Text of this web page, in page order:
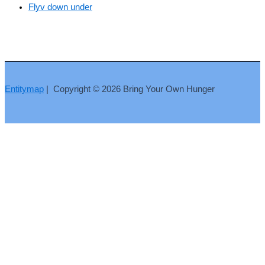
Flyv down under
Entitymap | Copyright © 2026 Bring Your Own Hunger